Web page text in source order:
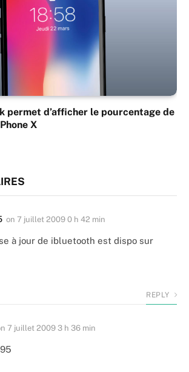
permet d’afficher le pourcentage de
X
on 7 juillet 2009 0 h 42 min
à jour de ibluetooth est dispo sur
REPLY
7 juillet 2009 3 h 36 min